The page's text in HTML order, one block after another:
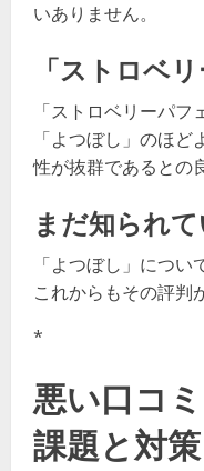
いありません。
「ストロベ
「ストロベリーパ
「よつぼし」のほ
性が抜群であるとの
まだ知られ
「よつぼし」につい
これからもその評判
*
悪い口コ
課題と対策